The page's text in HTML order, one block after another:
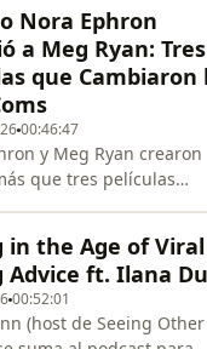
de la importancia de la
los pr
tan emocionante como
Analizamos qué
—la música, la química
personajes, el peso
la nostalgia de los
Bay— y qué
de adaptación
el c
Nora Ephron
a Meg Ryan: Tres
que Cambiaron
00:46:47
y Meg Ryan crearon
que tres películas
You&#39;ve Got Mail, la
redefinió las
y cambió para siempre
que entendemos el
in the Age of Viral
Advice ft. Ilana
00:52:01
(host de Seeing Other